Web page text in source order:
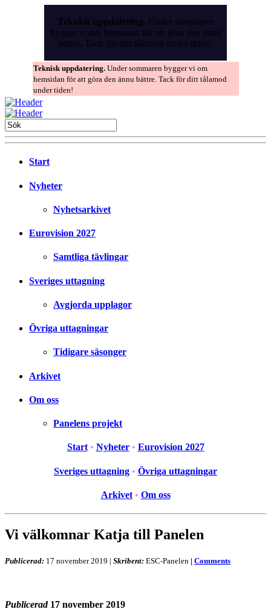
Teknisk uppdatering. Under sommaren
bygger vi om hemsidan för att göra den ännu
bättre. Tack för ditt tålamod under tiden!
Teknisk uppdatering. Under sommaren bygger vi om
hemsidan för att göra den ännu bättre. Tack för ditt tålamod
under tiden!
Start
Nyheter
Nyhetsarkivet
Eurovision 2027
Samtliga tävlingar
Sveriges uttagning
Avgjorda upplagor
Övriga uttagningar
Tidigare säsonger
Arkivet
Om oss
Panelens projekt
Start • Nyheter • Eurovision 2027
Sveriges uttagning • Övriga uttagningar
Arkivet • Om oss
Vi välkomnar Katja till Panelen
Publicerad: 17 november 2019 | Skribent: ESC-Panelen | Comments
Publicerad 17 november 2019